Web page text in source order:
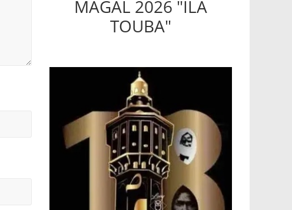
MAGAL 2026 "ILA
TOUBA"